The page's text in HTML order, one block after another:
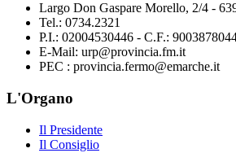
Largo Don Gaspare Morello, 2/4 -
Tel.: 0734.2321
P.I.: 02004530446 - C.F.:
E-Mail: urp@provincia.fm.it
PEC : provincia.fermo@emarche.it
L'Organo
Il Presidente
Il Consiglio